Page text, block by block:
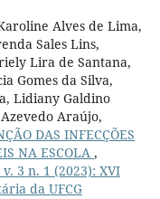
Alves de Lima,
Sales Lins,
Lira de Santana,
Gomes da Silva,
Lidiany Galdino
Araújo,
DAS INFECÇÕES
NA ESCOLA ,
3 n. 1 (2023): XVI
da UFCG